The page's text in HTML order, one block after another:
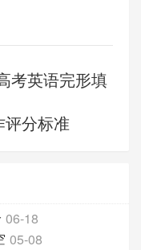
考英语完形填
评分标准
06-18
05-08